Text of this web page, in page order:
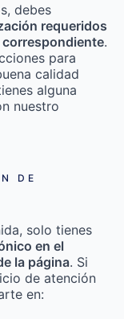
debes
requeridos
.
para
calidad
alguna
nuestro
DE
solo tienes
en el
la página. Si
de atención
en: